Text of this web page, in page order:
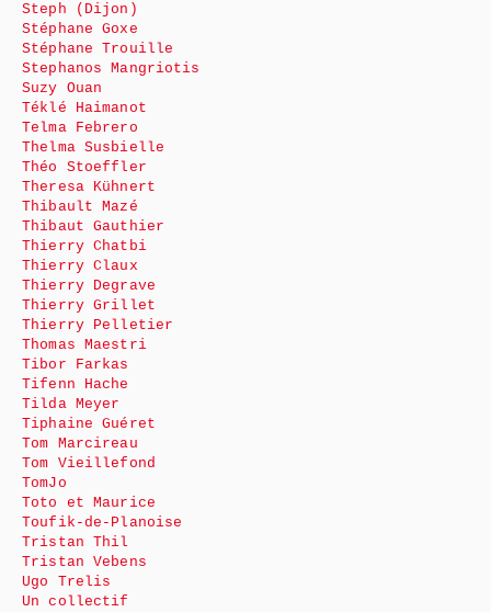
Steph (Dijon)
Stéphane Goxe
Stéphane Trouille
Stephanos Mangriotis
Suzy Ouan
Téklé Haimanot
Telma Febrero
Thelma Susbielle
Théo Stoeffler
Theresa Kühnert
Thibault Mazé
Thibaut Gauthier
Thierry Chatbi
Thierry Claux
Thierry Degrave
Thierry Grillet
Thierry Pelletier
Thomas Maestri
Tibor Farkas
Tifenn Hache
Tilda Meyer
Tiphaine Guéret
Tom Marcireau
Tom Vieillefond
TomJo
Toto et Maurice
Toufik-de-Planoise
Tristan Thil
Tristan Vebens
Ugo Trelis
Un collectif